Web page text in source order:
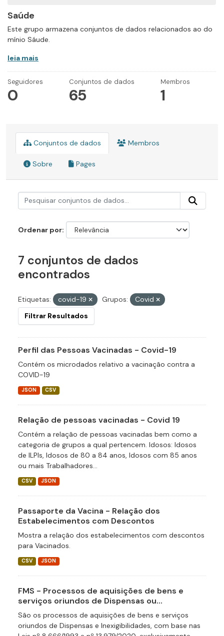
Saúde
Este grupo armazena conjuntos de dados relacionados ao do
mínio Sáude.
leia mais
Seguidores
0
Conjuntos de dados
65
Membros
1
Conjuntos de dados Membros
Sobre Pages
Ordenar por
7 conjuntos de dados
encontrados
Etiquetas: covid-19 Grupos:
Covid
Filtrar Resultados
Perfil das Pessoas Vacinadas - Covid-19
Contém os microdados relativo a vacinação contra a
COVID-19
JSON CSV
Relação de pessoas vacinadas - Covid 19
Contém a relação de pessoas vacinadas bem como a
categoria de grupos a qual pertencem. Idosos: Idosos
de ILPIs, Idosos de 80 a 84 anos, Idosos com 85 anos
ou mais Trabalhadores...
CSV JSON
Passaporte da Vacina - Relação dos
Estabelecimentos com Descontos
Mostra a relação dos estabelecimentos com descontos
para Vacinados.
CSV JSON
FMS - Processos de aquisições de bens e
serviços oriundos de Dispensas ou...
São os processos de aquisições de bens e serviços
oriundos de Dispensas e Inexigibilidades, com base nas